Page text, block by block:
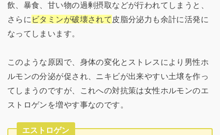
飲、暴食、甘い物の過剰摂取などが行われてしまうと、
さらに ビタミンが破壊されて 皮脂分泌力も余計に活発に
なってしまいます。
このような原因で、身体の変化とストレスにより男性ホ
ルモンの分泌が促され、ニキビが出来やすい土壌を作っ
てしまうのですが、これへの対抗策は女性ホルモンのエ
ストロゲンを増やす事なのです。
エストロゲン